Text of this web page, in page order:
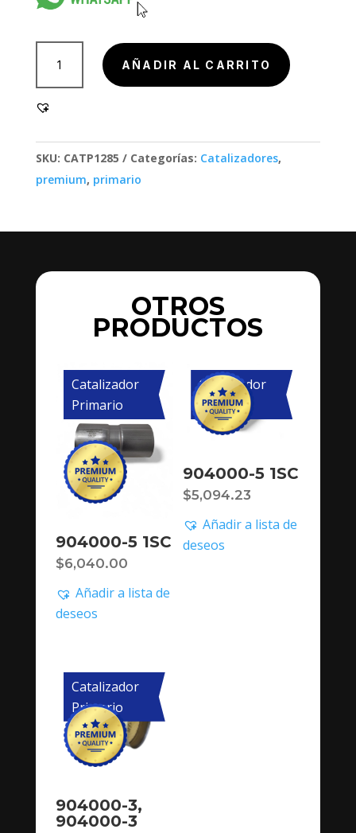
901002
cantidad
AÑADIR AL CARRITO
SKU: CATP1285 Categorías: Catalizadores,
premium, primario
OTROS
PRODUCTOS
Catalizador
Primario
904000-5 1SC
$6,040.00
Añadir a lista de
deseos
Catalizador
Primario
904000-5 1SC
$5,094.23
Añadir a lista de
deseos
Catalizador
Primario
904000-3,
904000-3